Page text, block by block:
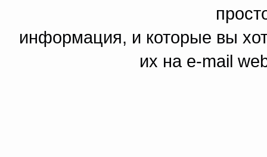
информация, и которые вы
их на e-mail